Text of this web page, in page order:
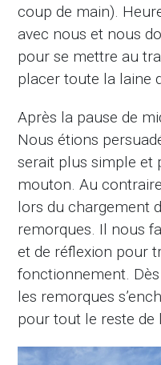
coup de main).
avec nous et nous
pour se mettre au
placer toute la laine
Après la pause de
Nous étions
serait plus simple et
mouton. Au
lors du chargement
remorques. Il nous
et de réflexion pour
fonctionnement.
les remorques
pour tout le reste de